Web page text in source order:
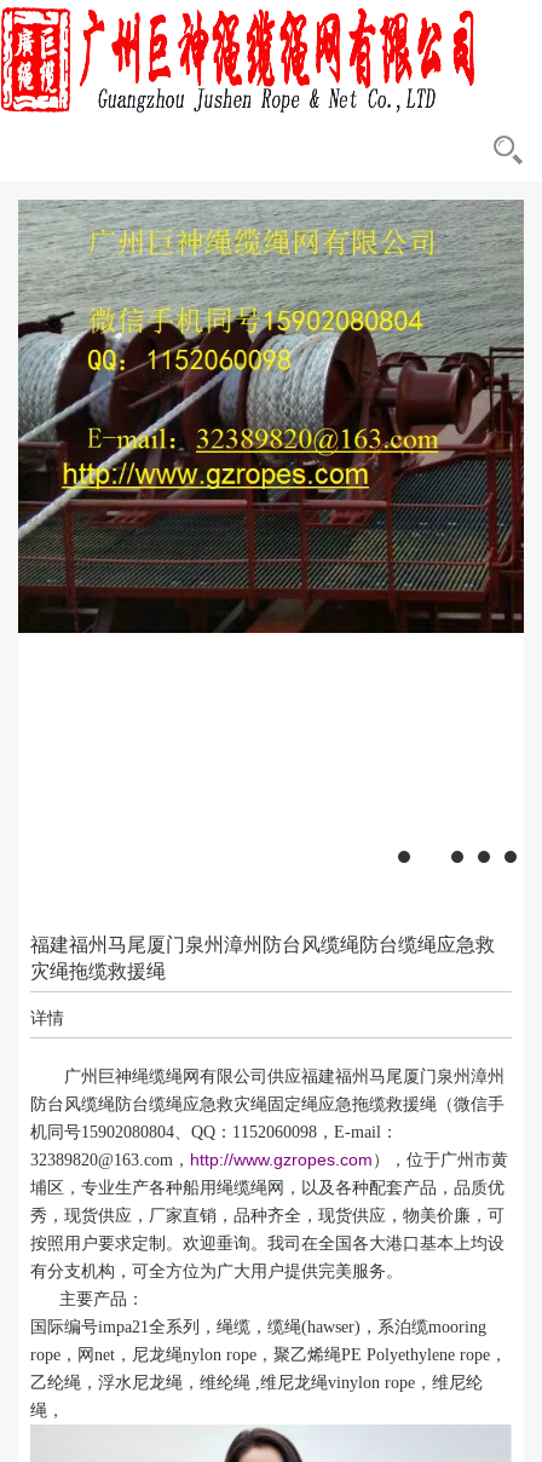
福建福州马尾厦门泉州漳州防台风缆绳防台缆绳应急救
灾绳拖缆救援绳
详情
广州巨神绳缆绳网有限公司供应福建福州马尾厦门泉州漳州
防台风缆绳防台缆绳应急救灾绳固定绳应急拖缆救援绳（微信手
机同号15902080804 QQ ： 1152060098 ， E-mail：
32389820@163.com ， http://www.gzropes.com ）， 位于广州市黄
埔区，专业生产各种船用绳缆绳网，以及各种配套产品，品质优
秀，现货供应， 厂家直销，品种齐全，现货供应，物美价廉，可
按照用户要求定制。 欢迎垂询。我司在全国各大港口基本上均设
有分支机构，可全方位为广大用户提供完美服务。
主要产品：
国际编号impa21全系列，绳缆，缆绳(hawser) ，系泊缆mooring
rope ，网 net ，尼龙绳nylon rope ，聚乙烯绳PE Polyethylene rope ，
乙纶绳，浮水尼龙绳，维纶绳 维尼龙绳vinylon rope ，维尼纶
绳，